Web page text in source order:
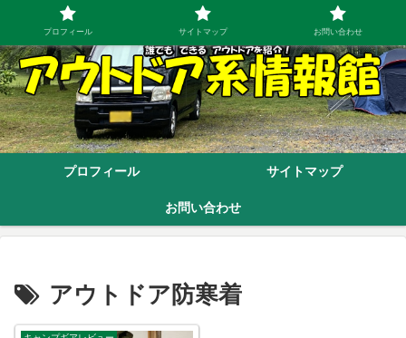
プロフィール サイトマップ
お問い合わせ
アウトドア防寒着
プロフィール サイトマップ お問い合わせ